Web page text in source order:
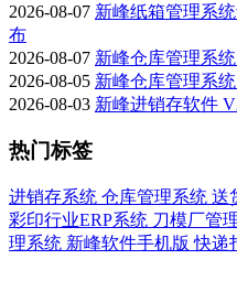
2026-08-07 新峰纸箱管理系
布
2026-08-07 新峰仓库管理系
2026-08-05 新峰仓库管理系
2026-08-03 新峰进销存软件
热门标签
进销存系统 仓库管理系统 送
彩印行业ERP系统 刀模厂管
理系统 新峰软件手机版快递